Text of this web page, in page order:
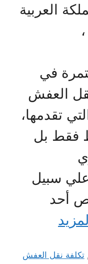
العربية
في
العفش
تقدمها،
فقط بل
سبيل
أحد
تكلفة نقل العفش